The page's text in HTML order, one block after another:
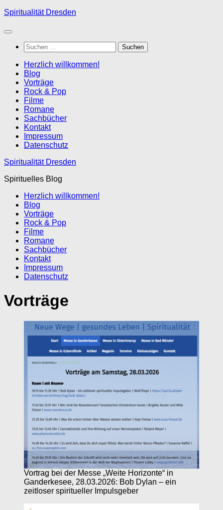
Zum
springen
Spiritualität Dresden
Suchen
nach:
Herzlich willkommen!
Blog
Vorträge
Rock & Pop
Filme
Romane
Sachbücher
Kontakt
Impressum
Datenschutz
Spiritualität Dresden
Spirituelles Blog
Herzlich willkommen!
Blog
Vorträge
Rock & Pop
Filme
Romane
Sachbücher
Kontakt
Impressum
Datenschutz
Vorträge
Vortrag bei der Messe „Weite Horizonte“ in
Ganderkesee, 28.03.2026: Bob Dylan – ein
zeitloser spiritueller Impulsgeber